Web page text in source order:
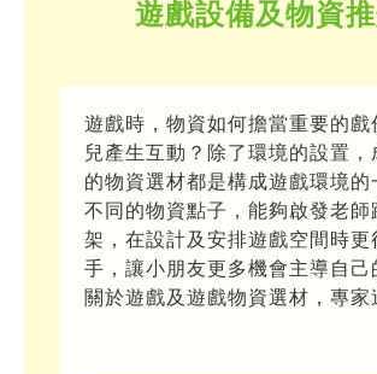
校園遊戲環境設置
大肌肉室
課室
禮堂
天台/校內遊樂場
遊戲設備及物資推介
靈活鬆散物資 (Loose Parts)
學校用品/循環再用系列
紙皮
光影系列
裝置或家俱 (Equipment and Furniture)
學校枱椅
工具(Tools)
最新消息
會員登入
遊戲設備及物資
遊戲時，物資如何擔當重要的戲
兒產生互動？除了環境的設置，
的物資選材都是構成遊戲環境的
不同的物資點子，能夠啟發老師
架，在設計及安排遊戲空間時更
手，讓小朋友更多機會主導自己
關於遊戲及遊戲物資選材，專家